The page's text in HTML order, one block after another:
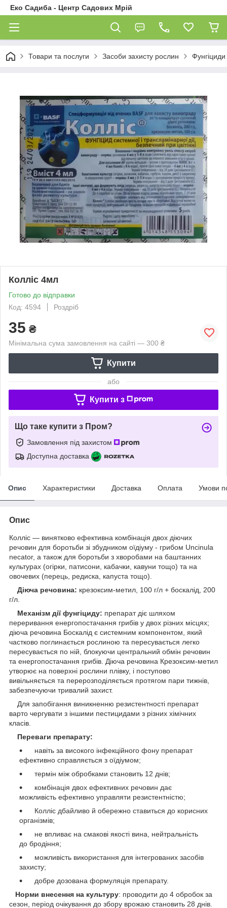
Еко Садиба - Центр Садових Мрій
Товари та послуги Засоби захисту рослин Фунгіциди
Колліс 4мл
Готово до відправки
Код: 4594
Роздріб
35 ₴
Мінімальна сума замовлення на сайті — 300 ₴
Купити
або
Купити з
Що таке купити з Пром?
Замовлення під захистом
Доступна доставка
Опис Характеристики Доставка Оплата Умови
Опис
Колліс — винятково ефективна комбінація двох діючих
речовин для боротьби зі збудником оїдіуму - грибом Uncinula
necator, а також для боротьби з хворобами на баштанних
культурах (огірки, патисони, кабачки, кавуни тощо) та на
овочевих (перець, редиска, капуста тощо).
Діюча речовина: крезоксим-метил, 100 г/л + боскалід, 200
г/л.
Механізм дії фунгіциду: препарат діє шляхом
переривання енергопостачання грибів у двох різних місцях;
діюча речовина Боскалід є системним компонентом, який
частково поглинається рослиною та пересувається легко
пересувається по ній, блокуючи центральний обмін речовин
та енергопостачання грибів. Діюча речовина Крезоксим-метил
утворює на поверхні рослини плівку, і поступово
вивільняється та перерозподіляється протягом пари тижнів,
забезпечуючи тривалий захист.
Для запобігання виникненню резистентності препарат
варто чергувати з іншими пестицидами з різних хімічних
класів.
Переваги препарату:
навіть за високого інфекційного фону препарат
ефективно справляється з оїдіумом;
термін між обробками становить 12 днів;
комбінація двох ефективних речовин дає
можливість ефективно управляти резистентністю;
Колліс дбайливо й обережно ставиться до корисних
організмів;
не впливає на смакові якості вина, нейтральність
до бродіння;
можливість використання для інтегрованих засобів
захисту;
добре дозована формуляція препарату.
Норми внесення на культуру: проводити до 4 обробок за
сезон, період очікування до збору врожаю становить 28 днів.